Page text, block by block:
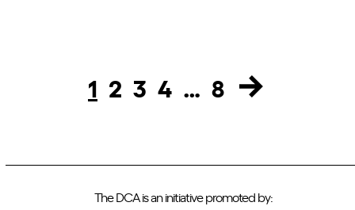
Page
1 Page
2 Page
3 Page
4 … Page
8
The DCA is an initiative promoted by: